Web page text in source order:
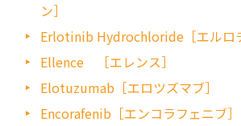
ン］
Erlotinib Hydrochloride［エルロ
Ellence ［エレンス］
Elotuzumab［エロツズマブ］
Encorafenib［エンコラフェニブ］